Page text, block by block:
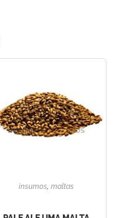
insumos ,maltas